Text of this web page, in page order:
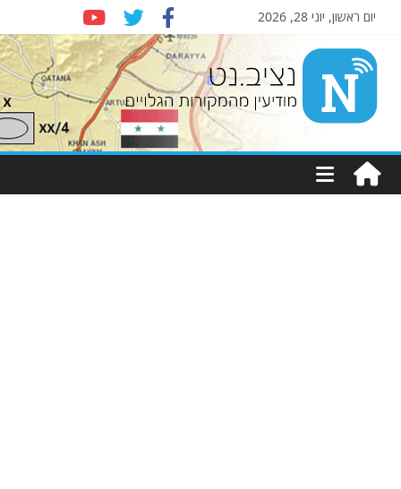
יום ראשון, יוני 28, 2026
Nziv.net
מודיעין
מהמקורות